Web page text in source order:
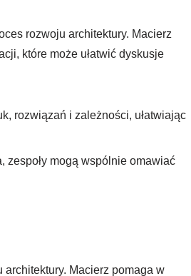
rozwoju architektury. Macierz
które może ułatwić dyskusje
rozwiązań i zależności, ułatwiając
zespoły mogą wspólnie omawiać
Macierz pomaga w